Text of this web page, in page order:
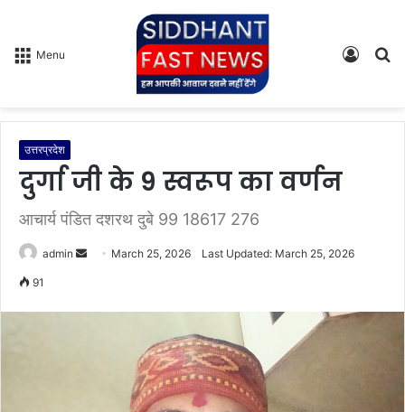
Menu
Log
उत्तरप्रदेश
दुर्गा जी के 9 स्वरूप का वर्णन
आचार्य पंडित दशरथ दुबे 99 18617 276
admin March 25, 2026 Last Updated: March 25, 2026
91